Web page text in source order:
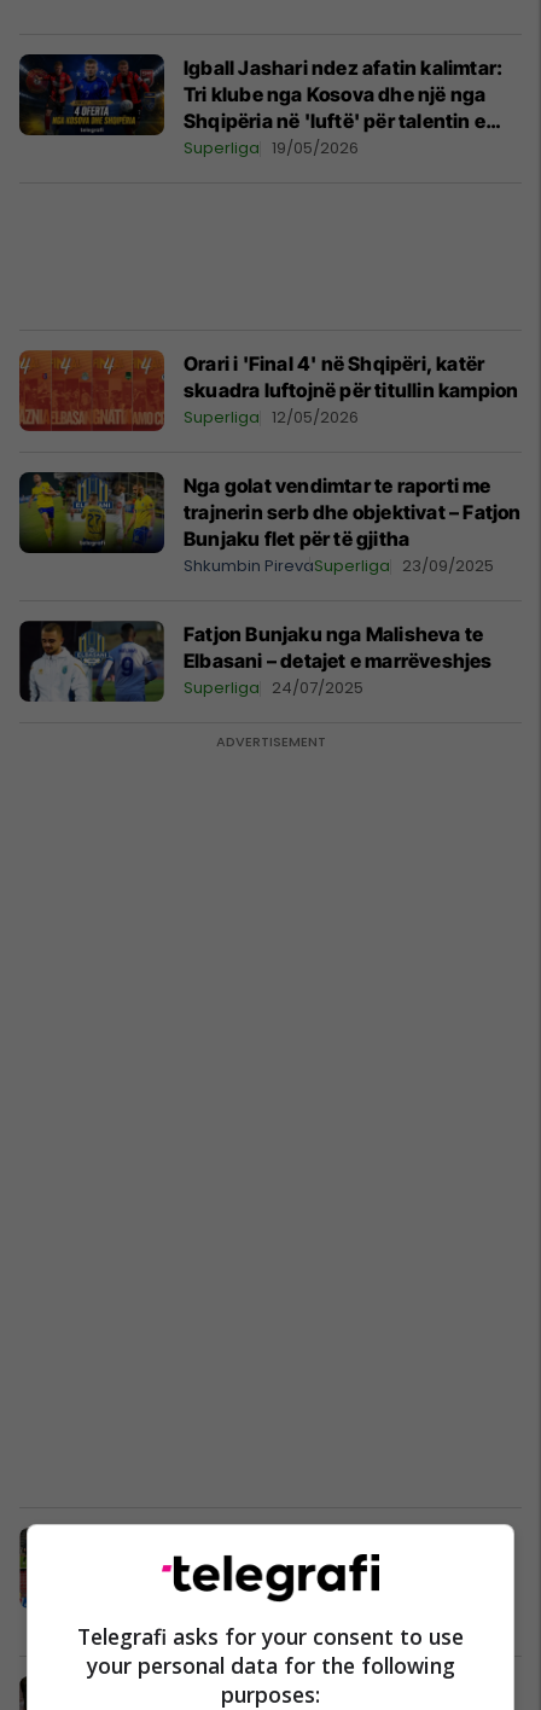
Igball Jashari ndez afatin kalimtar:
Tri klube nga Kosova dhe një nga
Shqipëria në 'luftë' për talentin e
Drenicës
Superliga 19/05/2026
Orari i 'Final 4' në Shqipëri, katër
skuadra luftojnë për titullin kampion
Superliga 12/05/2026
Nga golat vendimtar te raporti me
trajnerin serb dhe objektivat – Fatjon
Bunjaku flet për të gjitha
Shkumbin PirevaSuperliga 23/09/2025
Fatjon Bunjaku nga Malisheva te
Elbasani – detajet e marrëveshjes
Superliga 24/07/2025
Superligën e Shqipërisë, garë e
çmendur për titullin kampion
Kapet drogë në vlerë prej 9 milionë
Telegrafi asks for your consent to use
your personal data for the following
purposes: